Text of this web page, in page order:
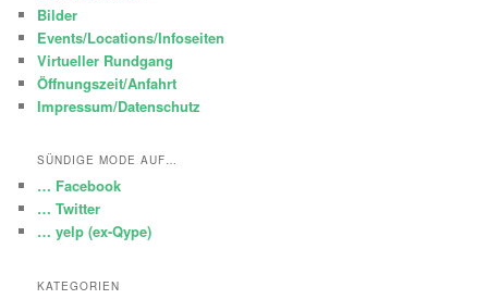
Bilder
Events/Locations/Infoseiten
Virtueller Rundgang
Öffnungszeit/Anfahrt
Impressum/Datenschutz
SÜNDIGE MODE AUF…
… Facebook
… Twitter
… yelp (ex-Qype)
KATEGORIEN